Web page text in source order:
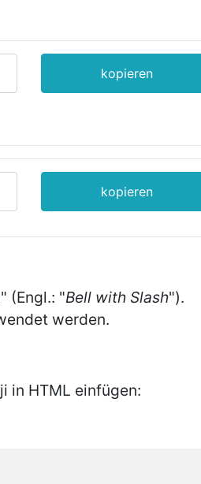
kopieren
kopieren
" (Engl.: "Bell with Slash").
werden.
in HTML einfügen: